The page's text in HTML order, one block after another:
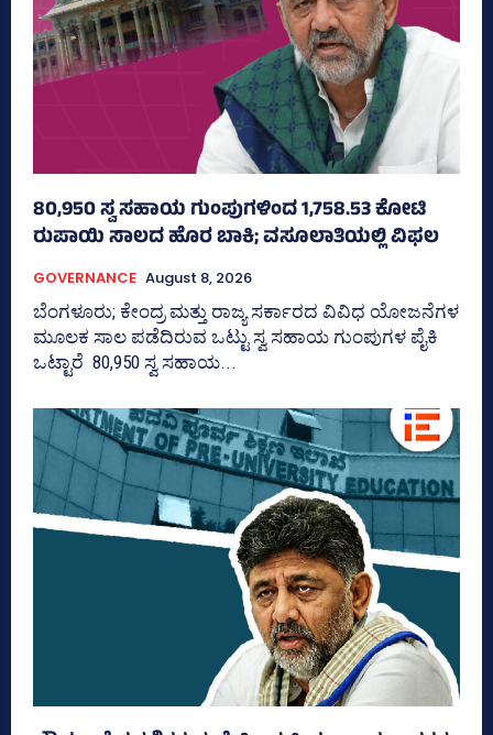
80,950 ಸ್ವ ಸಹಾಯ ಗುಂಪುಗಳಿಂದ 1,758.53 ಕೋಟಿ
ರುಪಾಯಿ ಸಾಲದ ಹೊರ ಬಾಕಿ; ವಸೂಲಾತಿಯಲ್ಲಿ ವಿಫಲ
GOVERNANCE August 8, 2026
ಬೆಂಗಳೂರು; ಕೇಂದ್ರ ಮತ್ತು ರಾಜ್ಯ ಸರ್ಕಾರದ ವಿವಿಧ ಯೋಜನೆಗಳ
ಮೂಲಕ ಸಾಲ ಪಡೆದಿರುವ ಒಟ್ಟು ಸ್ವ ಸಹಾಯ ಗುಂಪುಗಳ ಪೈಕಿ
ಒಟ್ಟಾರೆ 80,950 ಸ್ವ ಸಹಾಯ...